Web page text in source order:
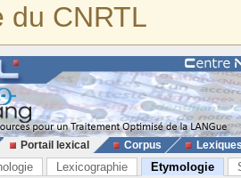
du CNRTL
Portail lexical Corpus
Lexicographie Etymologie